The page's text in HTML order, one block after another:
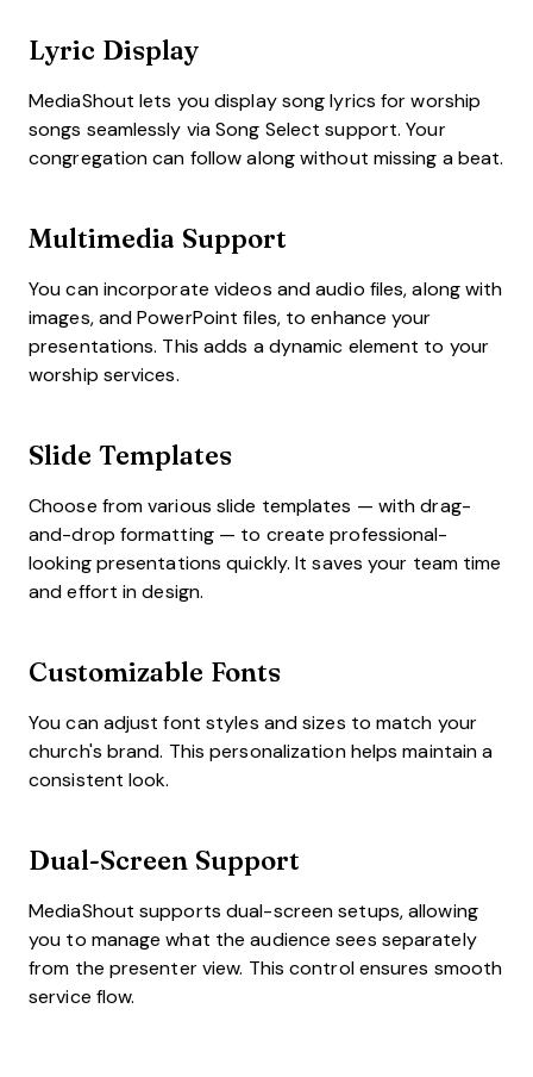
Lyric Display
MediaShout lets you display song lyrics for worship
songs seamlessly via Song Select support. Your
congregation can follow along without missing a beat.
Multimedia Support
You can incorporate videos and audio files, along with
images, and PowerPoint files, to enhance your
presentations. This adds a dynamic element to your
worship services.
Slide Templates
Choose from various slide templates — with drag-
and-drop formatting — to create professional-
looking presentations quickly. It saves your team time
and effort in design.
Customizable Fonts
You can adjust font styles and sizes to match your
church's brand. This personalization helps maintain a
consistent look.
Dual-Screen Support
MediaShout supports dual-screen setups, allowing
you to manage what the audience sees separately
from the presenter view. This control ensures smooth
service flow.